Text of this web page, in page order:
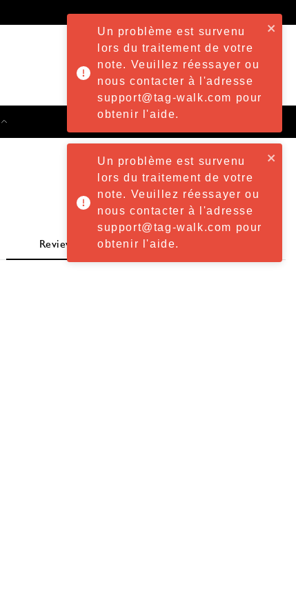
Review
Un problème est survenu
lors du traitement de votre
note. Veuillez réessayer ou
nous contacter à l'adresse
support@tag-walk.com pour
obtenir l'aide.
Un problème est survenu
lors du traitement de votre
note. Veuillez réessayer ou
nous contacter à l'adresse
support@tag-walk.com pour
obtenir l'aide.